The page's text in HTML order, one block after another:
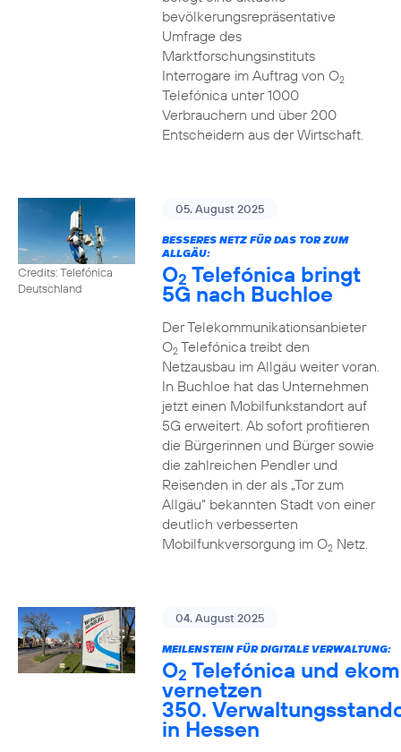
bevölkerungsrepräsentative
Umfrage des
Marktforschungsinstituts
Interrogare im Auftrag von O2
Telefónica unter 1000
Verbrauchern und über 200
Entscheidern aus der Wirtschaft.
Credits: Telefónica
Deutschland
05. August 2025
BESSERES NETZ FÜR DAS TOR ZUM
ALLGÄU:
O2 Telefónica bringt
5G nach Buchloe
Der Telekommunikationsanbieter
O2Telefónica treibt den
Netzausbau im Allgäu weiter voran.
In Buchloe hat das Unternehmen
jetzt einen Mobilfunkstandort auf
5G erweitert. Ab sofort profitieren
die Bürgerinnen und Bürger sowie
die zahlreichen Pendler und
Reisenden in der als „Tor zum
Allgäu“ bekannten Stadt von einer
deutlich verbesserten
Mobilfunkversorgung im O2Netz.
04. August 2025
MEILENSTEIN FÜR DIGITALE VERWALTUNG:
O2 Telefónica und
vernetzen
350.
in Hessen